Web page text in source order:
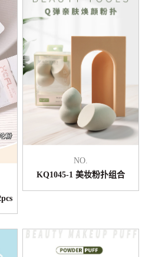
NO.
KQ1045-1 美妆粉扑组合